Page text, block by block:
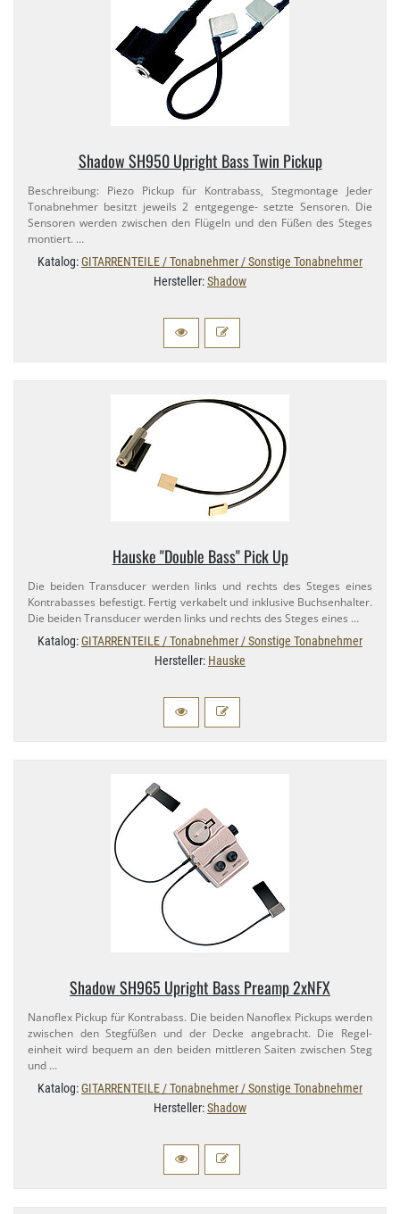
Shadow SH950 Upright Bass Twin Pickup
Beschreibung: Piezo Pickup für Kontrabass, Stegmontage Jeder
Tonabnehmer besitzt jeweils 2 entgegenge- setzte Sensoren. Die
Sensoren werden zwischen den Flügeln und den Füßen des Steges
montiert. …
Katalog:GITARRENTEILE / Tonabnehmer / Sonstige Tonabnehmer
Hersteller:Shadow
Hauske "Double Bass" Pick Up
Die beiden Transducer werden links und rechts des Steges eines
Kontrabasses befestigt. Fertig verkabelt und inklusive Buchsenhalter.
Die beiden Transducer werden links und rechts des Steges eines …
Katalog:GITARRENTEILE / Tonabnehmer / Sonstige Tonabnehmer
Hersteller: Hauske
Shadow SH965 Upright Bass Preamp 2xNFX
Nanoflex Pickup für Kontrabass. Die beiden Nanoflex Pickups werden
zwischen den Stegfüßen und der Decke angebracht. Die Regel-
einheit wird bequem an den beiden mittleren Saiten zwischen Steg
und …
Katalog:GITARRENTEILE / Tonabnehmer / Sonstige Tonabnehmer
Hersteller:Shadow